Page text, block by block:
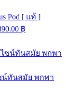
฿
น์ทันสมัย พกพา